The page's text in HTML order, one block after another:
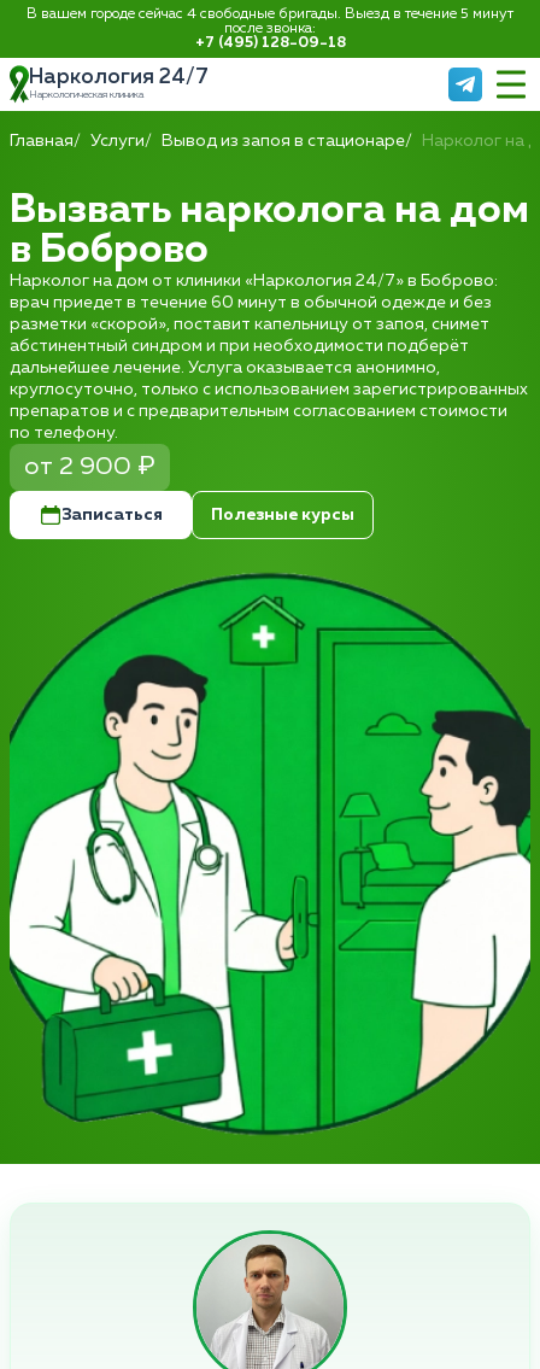
В вашем городе сейчас 4 свободные бригады. Выезд в течение 5 минут
после звонка:
+7 (495) 128-09-18
Наркология 24/7
Наркологическая клиника
Главная Услуги Вывод из запоя в стационаре Нарколог на
Вызвать нарколога на дом
в Боброво
Нарколог на дом от клиники «Наркология 24/7» в Боброво:
врач приедет в течение 60 минут в обычной одежде и без
разметки «скорой», поставит капельницу от запоя, снимет
абстинентный синдром и при необходимости подберёт
дальнейшее лечение. Услуга оказывается анонимно,
круглосуточно, только с использованием зарегистрированных
препаратов и с предварительным согласованием стоимости
по телефону.
от 2 900 ₽
Записаться Полезные курсы